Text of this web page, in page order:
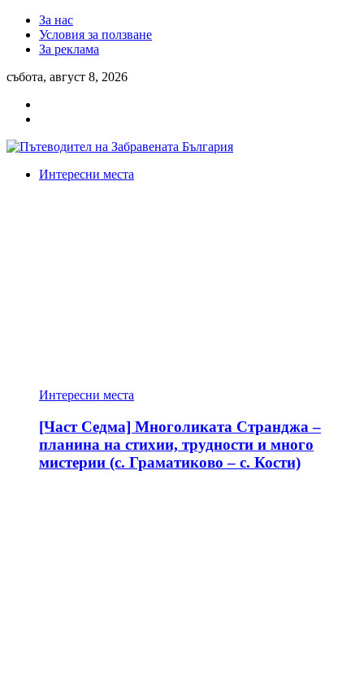
За нас
Условия за ползване
За реклама
събота, август 8, 2026
Интересни места
Интересни места
[Част Седма] Многоликата Странджа –
планина на стихии, трудности и много
мистерии (с. Граматиково – с. Кости)